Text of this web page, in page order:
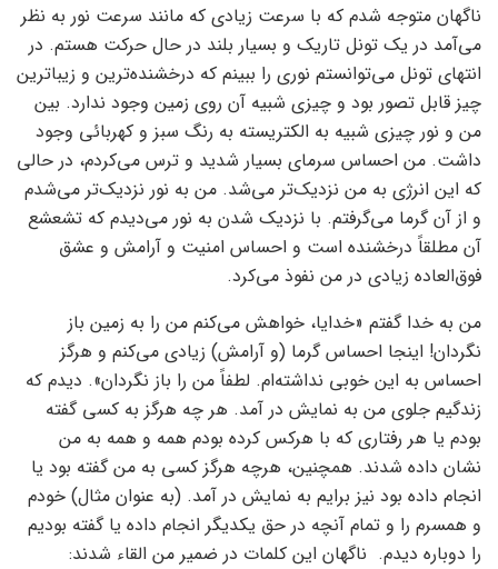
ناگهان متوجه شدم که با سرعت زیادی که مانند سرعت نور به نظر
می‌‌آمد در یک تونل تاریک و بسیار بلند در حال حرکت هستم. در
انتهای تونل می‌توانستم نوری را ببینم که درخشنده‌ترین و زیباترین
چیز قابل تصور بود و چیزی شبیه آن روی زمین وجود ندارد. بین
من و نور چیزی شبیه به الکتریسته به رنگ سبز و کهربائی وجود
داشت. من احساس سرمای بسیار شدید و ترس می‌کردم، در حالی
که این انرژی به من نزدیک‌تر می‌شد. من به نور نزدیک‌تر می‌شدم
و از آن گرما می‌گرفتم. با نزدیک شدن به نور می‌دیدم که تشعشع
آن مطلقاً درخشنده است و احساس امنیت و آرامش و عشق
فوق‌العاده زیادی در من نفوذ می‌کرد.
من به خدا گفتم «خدایا، خواهش می‌کنم من را به زمین باز
نگردان! اینجا احساس گرما (و آرامش) زیادی می‌کنم و هرگز
احساس به این خوبی نداشته‌ام. لطفاً من را باز نگردان». دیدم که
زندگیم جلوی من به نمایش در آمد. هر چه هرگز به کسی گفته
بودم یا هر رفتاری که با هرکس کرده بودم همه و همه به من
نشان داده شدند. همچنین، هرچه هرگز کسی به من گفته بود یا
انجام داده بود نیز برایم به نمایش در آمد. (به عنوان مثال) خودم
و همسرم را و تمام آنچه در حق یکدیگر انجام داده یا گفته بودیم
را دوباره دیدم. ناگهان این کلمات در ضمیر من القاء شدند: